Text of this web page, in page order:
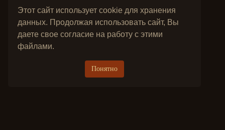
Этот сайт использует cookie для хранения
данных. Продолжая использовать сайт, Вы
даете свое согласие на работу с этими
файлами.
Понятно